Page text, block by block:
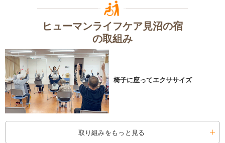
ヒューマンライフケア見沼の宿
の取組み
椅子に座ってエクササイズ
取り組みをもっと見る